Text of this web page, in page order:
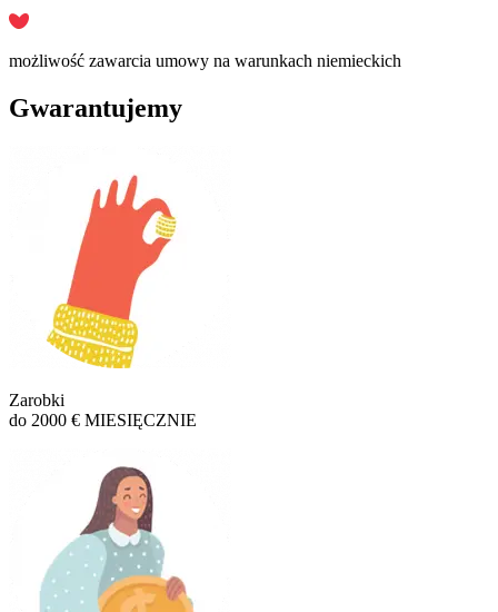
możliwość zawarcia umowy na warunkach niemieckich
Gwarantujemy
Zarobki
do 2000 € MIESIĘCZNIE